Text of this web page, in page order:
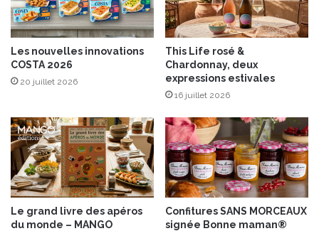
Les nouvelles innovations
COSTA 2026
20 juillet 2026
This Life rosé &
Chardonnay, deux
expressions estivales
16 juillet 2026
Le grand livre des apéros
du monde – MANGO
Confitures SANS MORCEAUX
signée Bonne maman®